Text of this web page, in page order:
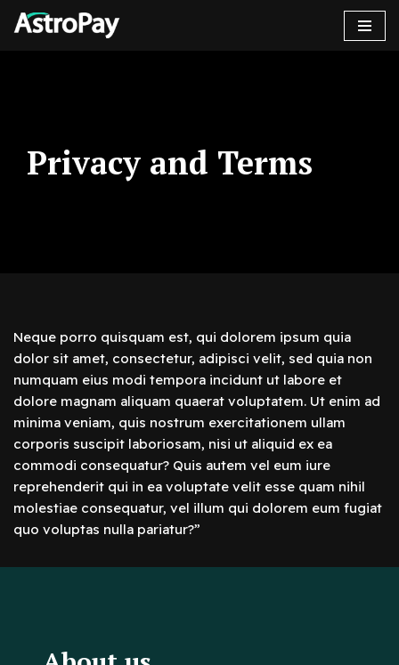
Privacy and Terms
Neque porro quisquam est, qui dolorem ipsum quia
dolor sit amet, consectetur, adipisci velit, sed quia non
numquam eius modi tempora incidunt ut labore et
dolore magnam aliquam quaerat voluptatem. Ut enim ad
minima veniam, quis nostrum exercitationem ullam
corporis suscipit laboriosam, nisi ut aliquid ex ea
commodi consequatur? Quis autem vel eum iure
reprehenderit qui in ea voluptate velit esse quam nihil
molestiae consequatur, vel illum qui dolorem eum fugiat
quo voluptas nulla pariatur?”